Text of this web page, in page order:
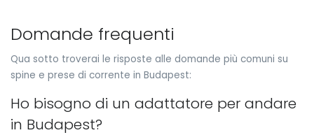
Domande frequenti
Qua sotto troverai le risposte alle domande più comuni su
spine e prese di corrente in Budapest:
Ho bisogno di un adattatore per andare
in Budapest?